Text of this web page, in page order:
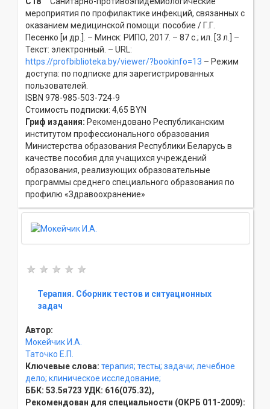
мероприятия по профилактике инфекций, связанных с
оказанием медицинской помощи: пособие / Г.Г.
Песенко [и др.]. – Минск: РИПО, 2017. – 87 с.; ил. [3 л.] –
Текст: электронный. – URL:
https://profbiblioteka.by/viewer/?bookinfo=13 – Режим
доступа: по подписке для зарегистрированных
пользователей.
ISBN 978-985-503-724-9
Стоимость подписки: 4,65 BYN
Гриф издания: Рекомендовано Республиканским
институтом профессионального образования
Министерства образования Республики Беларусь в
качестве пособия для учащихся учреждений
образования, реализующих образовательные
программы среднего специального образования по
профилю «Здравоохранение»
Терапия. Сборник тестов и ситуационных
задач
Автор:
Мокейчик И.А.
Таточко Е.П.
Ключевые слова: терапия; тесты; задачи; лечебное
дело; клиническое исследование;
ББК: 53.5я723 УДК: 616(075.32),
Рекомендован для специальности (ОКРБ 011-2009):